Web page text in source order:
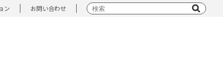
ン お問い合わせ